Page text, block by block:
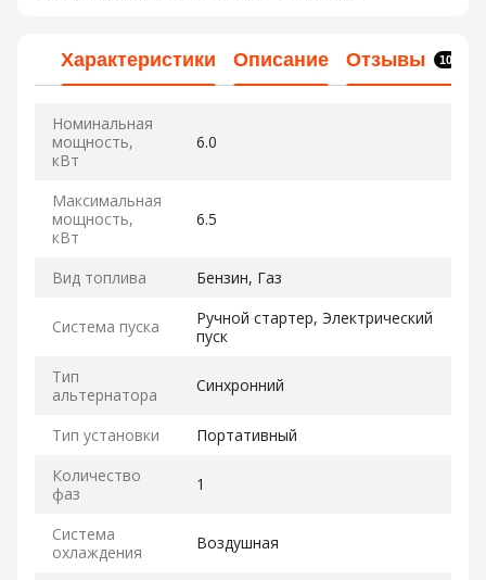
Характеристики Описание Отзывы 10
Номинальная
мощность,
кВт
6.0
Максимальная
мощность,
кВт
6.5
Вид топлива Бензин, Газ
Система пуска
Ручной стартер, Электрический
пуск
Тип
альтернатора
Синхронний
Тип установки
Портативный
Количество
фаз
1
Система
охлаждения
Воздушная